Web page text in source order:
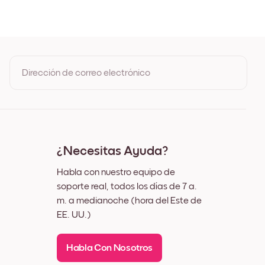
Dirección de correo electrónico
¿Necesitas Ayuda?
Habla con nuestro equipo de
soporte real, todos los días de 7 a.
m. a medianoche (hora del Este de
EE. UU.)
Habla Con Nosotros